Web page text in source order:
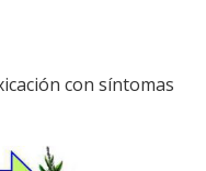
con síntomas